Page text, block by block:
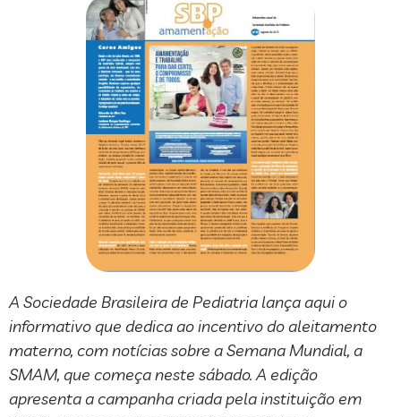
A Sociedade Brasileira de Pediatria lança aqui o
informativo que dedica ao incentivo do aleitamento
materno, com notícias sobre a Semana Mundial, a
SMAM, que começa neste sábado. A edição
apresenta a campanha criada pela instituição em